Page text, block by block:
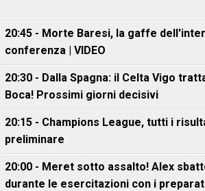
20:45 - Morte Baresi, la gaffe
conferenza | VIDEO
20:30 - Dalla Spagna: il Celta Vigo
Boca! Prossimi giorni decisivi
20:15 - Champions League, tutti i
preliminare
20:00 - Meret sotto assalto! Alex
durante le esercitazioni con i